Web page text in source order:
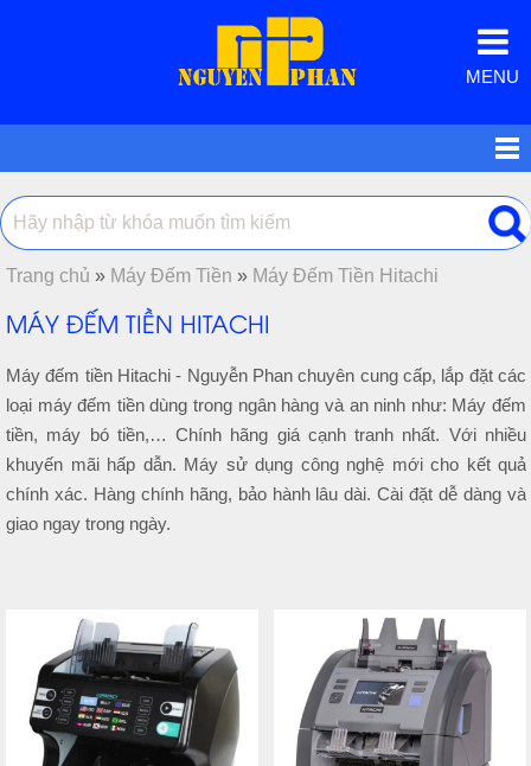
MENU
Trang chủ » Máy Đếm Tiền » Máy Đếm Tiền Hitachi
MÁY ĐẾM TIỀN HITACHI
Máy đếm tiền Hitachi - Nguyễn Phan chuyên cung cấp, lắp đặt các
loại máy đếm tiền dùng trong ngân hàng và an ninh như: Máy đếm
tiền, máy bó tiền,… Chính hãng giá cạnh tranh nhất. Với nhiều
khuyến mãi hấp dẫn. Máy sử dụng công nghệ mới cho kết quả
chính xác. Hàng chính hãng, bảo hành lâu dài. Cài đặt dễ dàng và
giao ngay trong ngày.